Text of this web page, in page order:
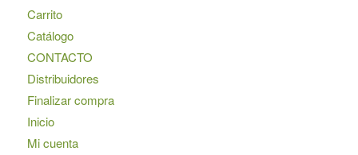
Carrito
Catálogo
CONTACTO
Distribuidores
Finalizar compra
Inicio
Mi cuenta